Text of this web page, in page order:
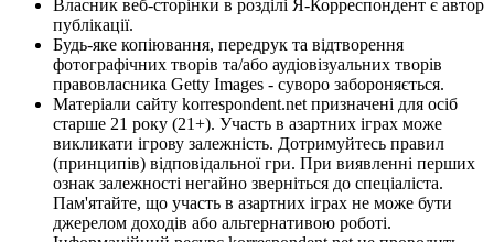
Власник веб-сторінки в розділі Я-Корреспондент є автор
публікації.
Будь-яке копіювання, передрук та відтворення
фотографічних творів та/або аудіовізуальних творів
правовласника Getty Images - суворо забороняється.
Матеріали сайту korrespondent.net призначені для осіб
старше 21 року (21+). Участь в азартних іграх може
викликати ігрову залежність. Дотримуйтесь правил
(принципів) відповідальної гри. При виявленні перших
ознак залежності негайно зверніться до спеціаліста.
Пам'ятайте, що участь в азартних іграх не може бути
джерелом доходів або альтернативою роботі.